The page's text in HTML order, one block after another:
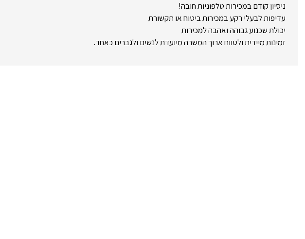
ניסיון קודם במכירות טלפוניות חובה!
עדיפות לבעלי רקע במכירות ביטוח או תקשורת
יכולת שכנוע גבוהה ואהבה למכירות
זמינות מיידית ולטווח ארוך המשרה מיועדת לנשים ולגברים כאחד.